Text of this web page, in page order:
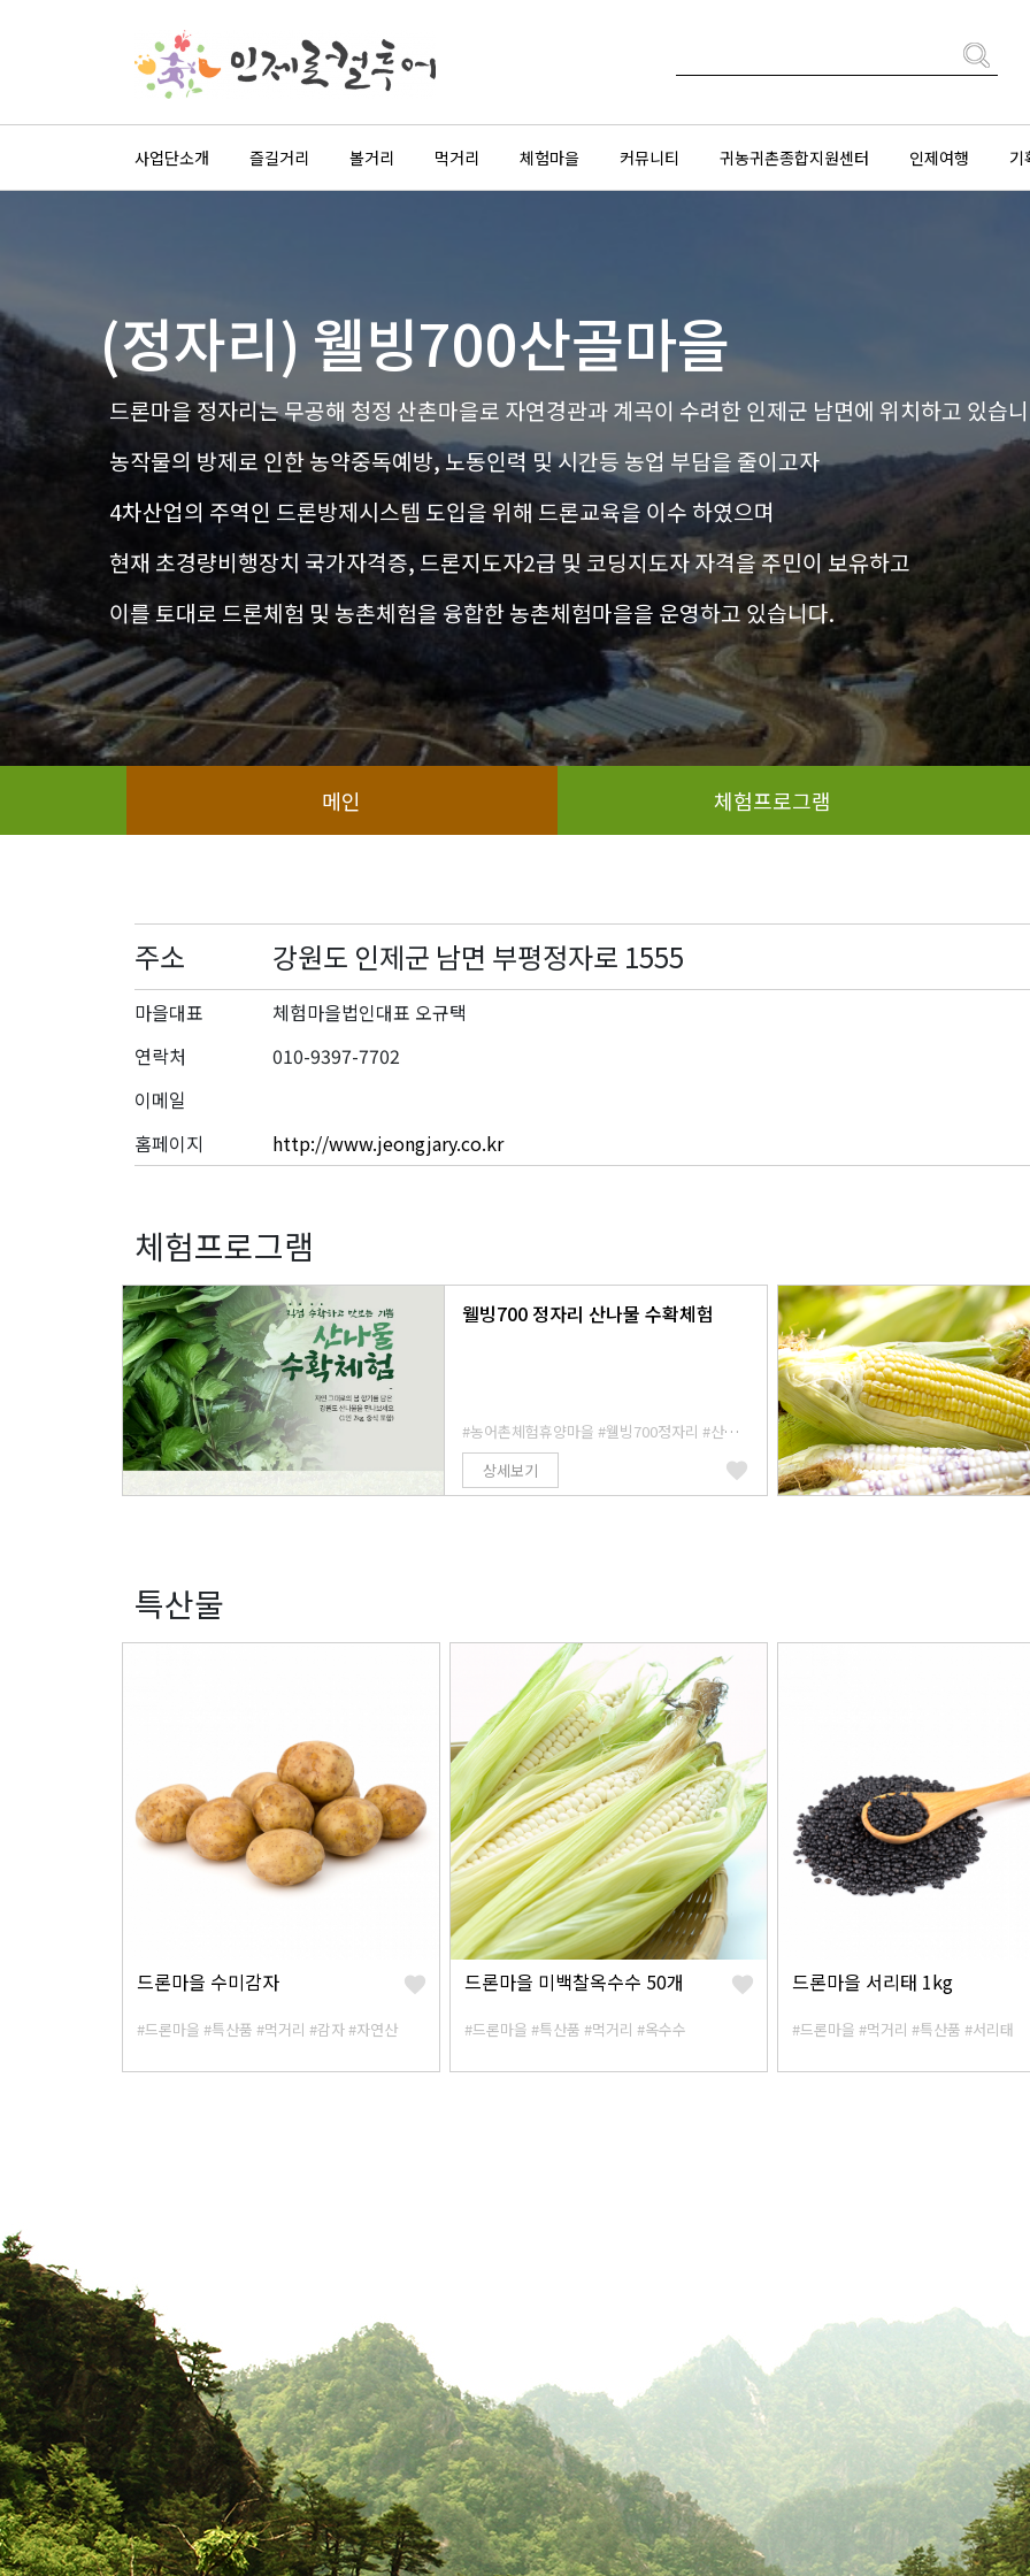
사업단소개 즐길거리 볼거리 먹거리 체험마을 커뮤니티 귀농귀촌종합지원센터 인제여행 기
(정자리) 웰빙700산골마을
드론마을 정자리는 무공해 청정 산촌마을로 자연경관과 계곡이 수려한 인제군 남면에 위치하고 있습
농작물의 방제로 인한 농약중독예방, 노동인력 및 시간등 농업 부담을 줄이고자
4차산업의 주역인 드론방제시스템 도입을 위해 드론교육을 이수 하였으며
현재 초경량비행장치 국가자격증, 드론지도자2급 및 코딩지도자 자격을 주민이 보유하고
이를 토대로 드론체험 및 농촌체험을 융합한 농촌체험마을을 운영하고 있습니다.
메인 체험프로그램
주소 강원도 인제군 남면 부평정자로 1555
마을대표
체험마을법인대표 오규택
연락처
010-9397-7702
이메일
홈페이지
http://www.jeongjary.co.kr
체험프로그램
웰빙700 정자리 산나물 수확체험
#농어촌체험휴양마을 #웰빙700정자리 #산나물
상세보기
특산물
드론마을 수미감자
#드론마을 #특산품 #먹거리 #감자#자연산
드론마을 미백찰옥수수 50개
#드론마을 #특산품 #먹거리 #옥수수
드론마을 서리태 1kg
#드론마을 #먹거리 #특산품 #서리태